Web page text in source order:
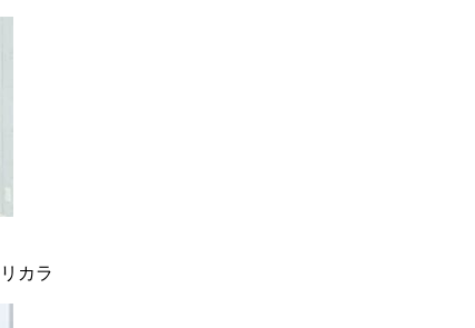
カラ